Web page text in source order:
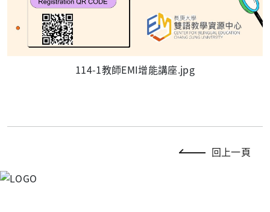
114-1教師EMI增能講座.jpg
回上一頁